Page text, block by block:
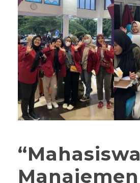
“Mahasiswa
Manajemen